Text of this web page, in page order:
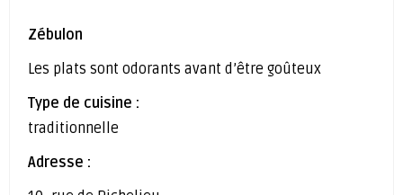
Zébulon
Les plats sont odorants avant d’être goûteux
Type de cuisine :
traditionnelle
Adresse :